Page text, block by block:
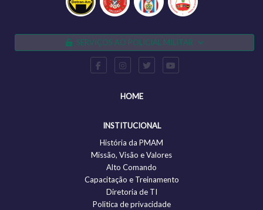
SERVIÇOS AO POLICIAL MILITAR
HOME
INSTITUCIONAL
História da PMAM
Missão, Visão e Valores
Alto Comando
Capacitação e Treinamento
Diretoria de TI
Politica de privacidade